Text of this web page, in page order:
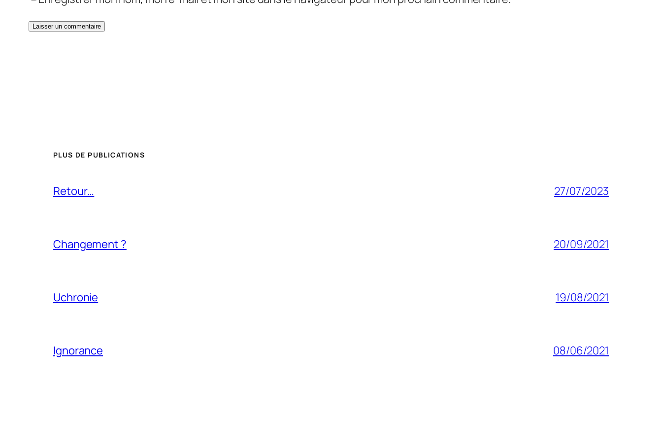
PLUS DE PUBLICATIONS
Retour… 27/07/2023
Changement ? 20/09/2021
Uchronie 19/08/2021
Ignorance 08/06/2021